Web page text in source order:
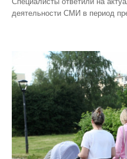
деятельности СМИ в период